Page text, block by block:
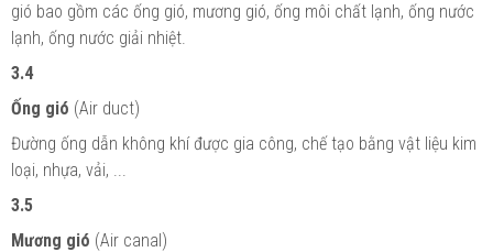
gió bao gồm các ống gió, mương gió, ống môi chất lạnh, ống nước
lạnh, ống nước giải nhiệt.
3.4
Ống gió (Air duct)
Đường ống dẫn không khí được gia công, chế tạo bằng vật liệu kim
loại, nhựa, vải, ...
3.5
Mương gió (Air canal)